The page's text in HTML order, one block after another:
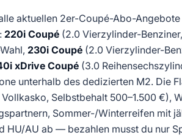
aktuellen 2er-Coupé-Abo-
220i Coupé (2.0 Vierzylinder-
230i Coupé (2.0 Vierzylinder-
xDrive Coupé (3.0
unterhalb des dedizierten M2. Die
Selbstbehalt 500–1.500 €),
Sommer-/Winterreifen mit
HU/AU ab — bezahlen musst du nur